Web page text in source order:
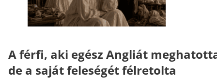
A férfi, aki egész Angliát
de a saját feleségét félretolta